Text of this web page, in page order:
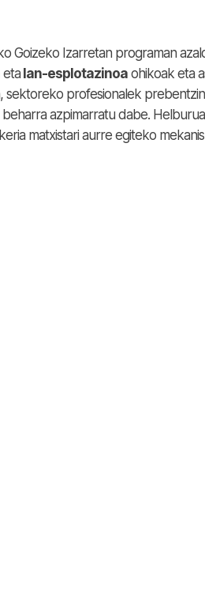
Goizeko Izarretan programan
eta lan-esplotazinoa ohikoak eta
sektoreko profesionalek
azpimarratu dabe.
matxistari aurre egiteko